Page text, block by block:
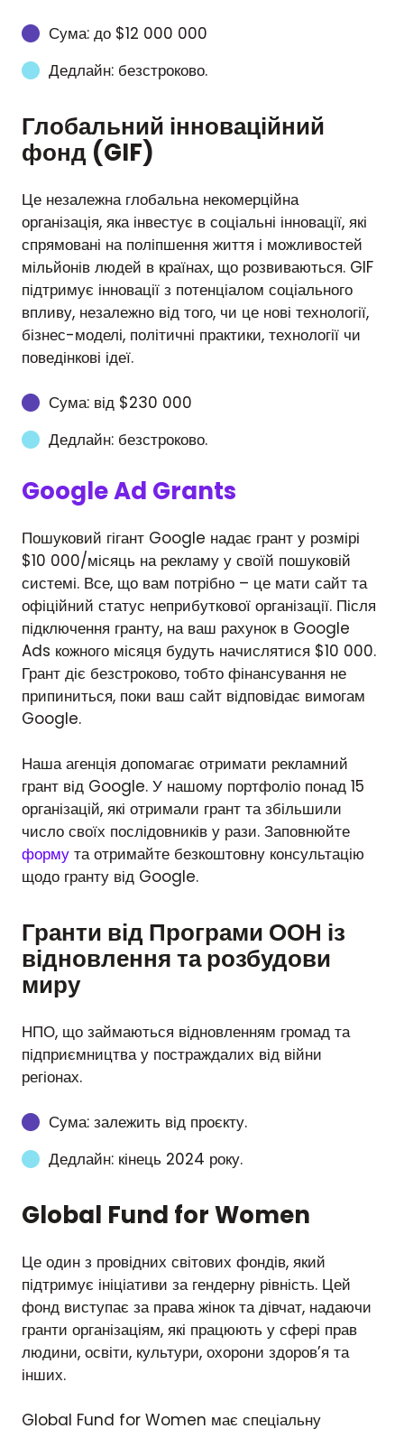
Сума: до $12 000 000
Дедлайн: безстроково.
Глобальний інноваційний
фонд (GIF)
Це незалежна глобальна некомерційна
організація, яка інвестує в соціальні інновації, які
спрямовані на поліпшення життя і можливостей
мільйонів людей в країнах, що розвиваються. GIF
підтримує інновації з потенціалом соціального
впливу, незалежно від того, чи це нові технології,
бізнес-моделі, політичні практики, технології чи
поведінкові ідеї.
Сума: від $230 000
Дедлайн: безстроково.
Google Ad Grants
Пошуковий гігант Google надає грант у розмірі
$10 000/місяць на рекламу у своїй пошуковій
системі. Все, що вам потрібно – це мати сайт та
офіційний статус неприбуткової організації. Після
підключення гранту, на ваш рахунок в Google
Ads кожного місяця будуть начислятися $10 000.
Грант діє безстроково, тобто фінансування не
припиниться, поки ваш сайт відповідає вимогам
Google.
Наша агенція допомагає отримати рекламний
грант від Google. У нашому портфоліо понад 15
організацій, які отримали грант та збільшили
число своїх послідовників у рази. Заповнюйте
форму та отримайте безкоштовну консультацію
щодо гранту від Google.
Гранти від Програми ООН із
відновлення та розбудови
миру
НПО, що займаються відновленням громад та
підприємництва у постраждалих від війни
регіонах.
Сума: залежить від проєкту.
Дедлайн: кінець 2024 року.
Global Fund for Women
Це один з провідних світових фондів, який
підтримує ініціативи за гендерну рівність. Цей
фонд виступає за права жінок та дівчат, надаючи
гранти організаціям, які працюють у сфері прав
людини, освіти, культури, охорони здоров’я та
інших.
Global Fund for Women має спеціальну